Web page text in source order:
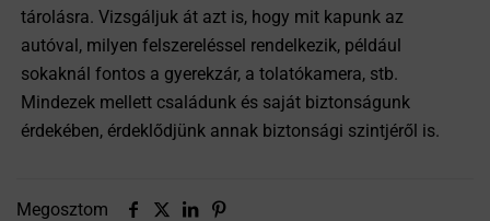
tárolásra. Vizsgáljuk át azt is, hogy mit kapunk az
autóval, milyen felszereléssel rendelkezik, például
sokaknál fontos a gyerekzár, a tolatókamera, stb.
Mindezek mellett családunk és saját biztonságunk
érdekében, érdeklődjünk annak biztonsági szintjéről is.
Megosztom